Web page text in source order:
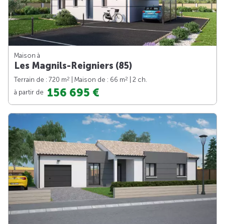
Maison à
Les Magnils-Reigniers (85)
Terrain de : 720 m2 | Maison de : 66 m2
| 2 ch.
à partir de 156 695 €